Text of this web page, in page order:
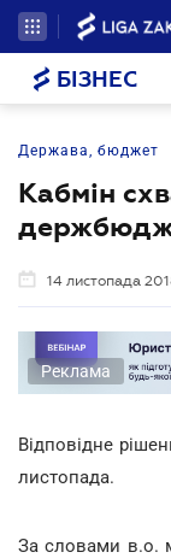
БІЗНЕС
Держава, бюджет
Кабмін
14 листопада
Реклама
Відповідне
листопада.
За словами в.о.